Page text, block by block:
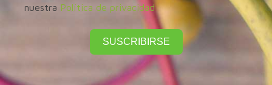
nuestra Política de privacidad
SUSCRIBIRSE